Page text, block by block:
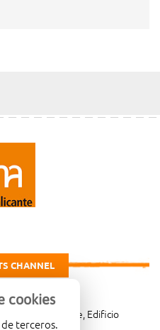
CHANNEL
4, 03007 Alicante, Edificio
cookies
terceros.